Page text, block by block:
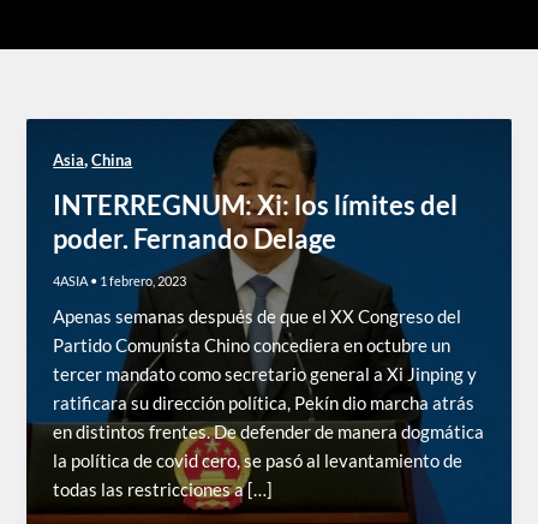
Asia,China
INTERREGNUM: Xi: los límites del
poder. Fernando Delage
4ASIA • 1 febrero, 2023
Apenas semanas después de que el XX Congreso del
Partido Comunista Chino concediera en octubre un
tercer mandato como secretario general a Xi Jinping y
ratificara su dirección política, Pekín dio marcha atrás
en distintos frentes. De defender de manera dogmática
la política de covid cero, se pasó al levantamiento de
todas las restricciones a […]